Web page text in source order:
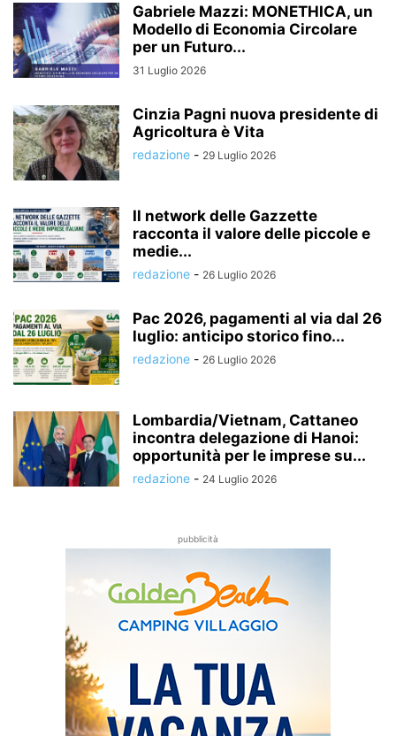
Gabriele Mazzi: MONETHICA, un
Modello di Economia Circolare
per un Futuro...
31 Luglio 2026
Cinzia Pagni nuova presidente di
Agricoltura è Vita
redazione - 29 Luglio 2026
Il network delle Gazzette
racconta il valore delle piccole e
medie...
redazione - 26 Luglio 2026
Pac 2026, pagamenti al via dal 26
luglio: anticipo storico fino...
redazione - 26 Luglio 2026
Lombardia/Vietnam, Cattaneo
incontra delegazione di Hanoi:
opportunità per le imprese su...
redazione - 24 Luglio 2026
pubblicità